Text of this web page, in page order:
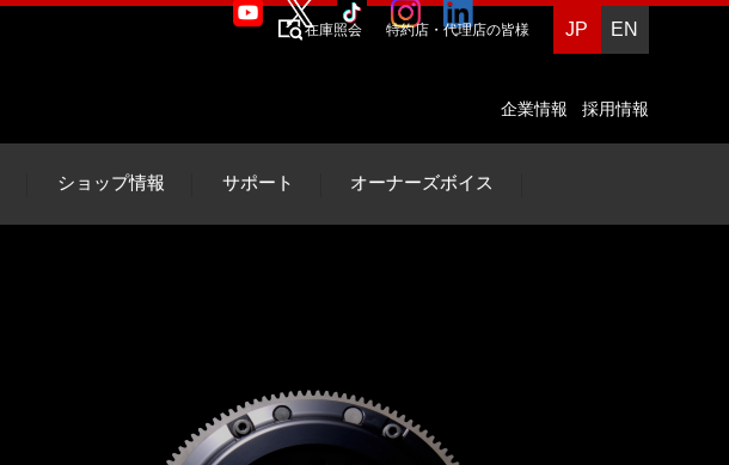
企業情報 採用情報
在庫照会 特約店・代理店の皆様 JP EN
ショップ情報 サポート オーナーズボイス